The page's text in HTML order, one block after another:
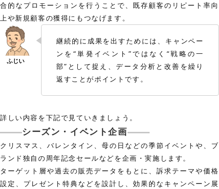
合的なプロモーションを行うことで、既存顧客のリピート率向
上や新規顧客の獲得にもつなげます。
継続的に成果を出すためには、キャンペー
ンを“単発イベント”ではなく“戦略の一
部”として捉え、データ分析と改善を繰り
返すことがポイントです。
詳しい内容を下記で見ていきましょう。
シーズン・イベント企画
クリスマス、バレンタイン、母の日などの季節イベントや、ブ
ランド独自の周年記念セールなどを企画・実施します。
ターゲット層や過去の販売データをもとに、訴求テーマや価格
設定、プレゼント特典などを設計し、効果的なキャンペーン展